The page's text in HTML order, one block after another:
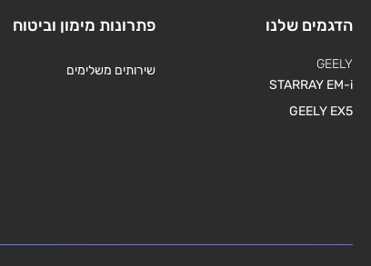
הדגמים שלנו
GEELY
STARRAY EM-i
GEELY EX5
פתרונות מימון וביטוח
שירותים משלימים